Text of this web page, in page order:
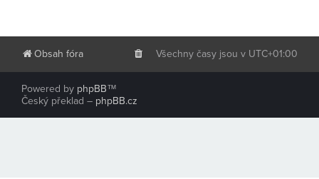
Obsah fóra Všechny časy jsou v UTC+01:00
Powered by phpBB™
Český překlad – phpBB.cz